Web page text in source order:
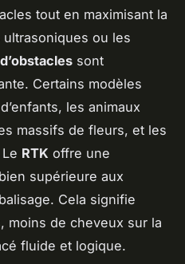
tout en maximisant la
ou les
sont
Certains modèles
les animaux
massifs de fleurs, et les
RTK offre une
supérieure aux
Cela signifie
moins de cheveux sur la
fluide et logique.